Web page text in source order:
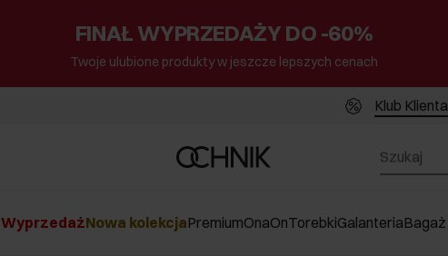
FINAŁ WYPRZEDAŻY DO -60%
Twoje ulubione produkty w jeszcze lepszych cenach
Klub Klienta
WyprzedażNowa kolekcjaPremiumOnaOnTorebkiGalanteriaBagaż